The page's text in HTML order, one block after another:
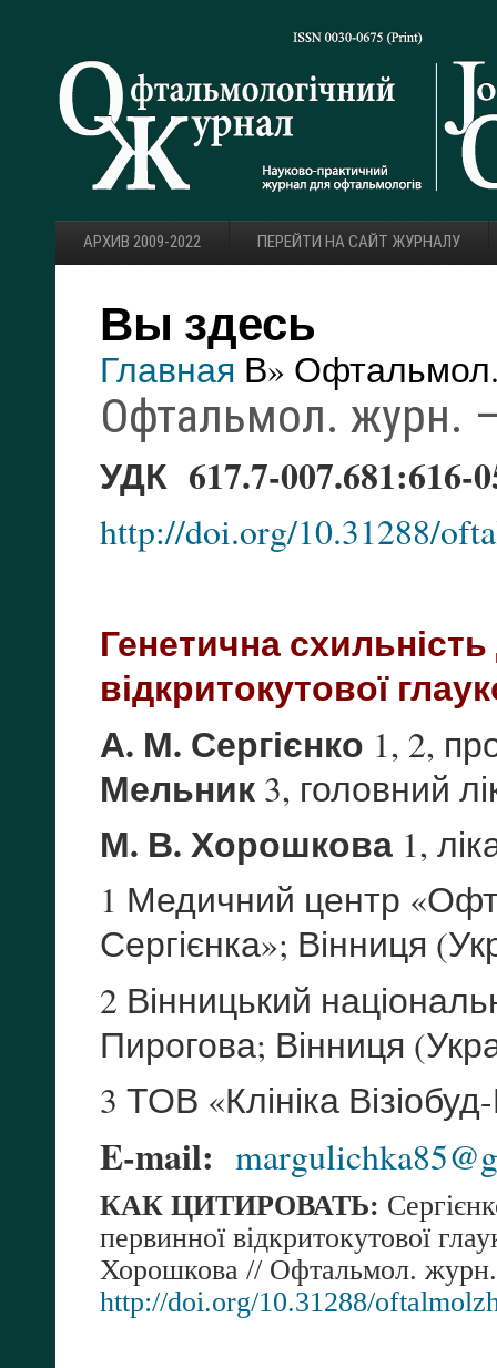
АРХИВ 2009-2022 ПЕРЕЙТИ НА САЙТ ЖУРНАЛУ
Вы здесь
Главная В»
Офтальмол. журн.
УДК 617.7-007.681:616-
http://doi.org/10.31288/
Генетична
відкритокутової
А. М. Сергієнко 1, 2,
Мельник 3,
М. В. Хорошкова 1,
1 Медичний центр
Сергієнка»; Вінниця
2 Вінницький
Пирогова; Вінниця
3 ТОВ «Клініка
E-mail:
КАК ЦИТИРОВАТЬ:
первинної відкритокутової
Хорошкова // Офтальмол.
http://doi.org/10.31288/